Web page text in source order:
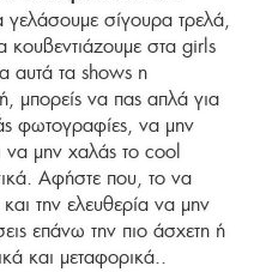
σίγουρα τρελά,
κουβεντιάζουμε στα girls
αυτά τα shows η
μπορείς να πας απλά για
φωτογραφίες, να μην
να μην χαλάς το cool
Αφήστε που, το να
την ελευθερία να μην
επάνω την πιο άσχετη ή
και μεταφορικά..